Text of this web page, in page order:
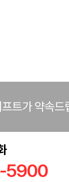
트가 약속드
5900